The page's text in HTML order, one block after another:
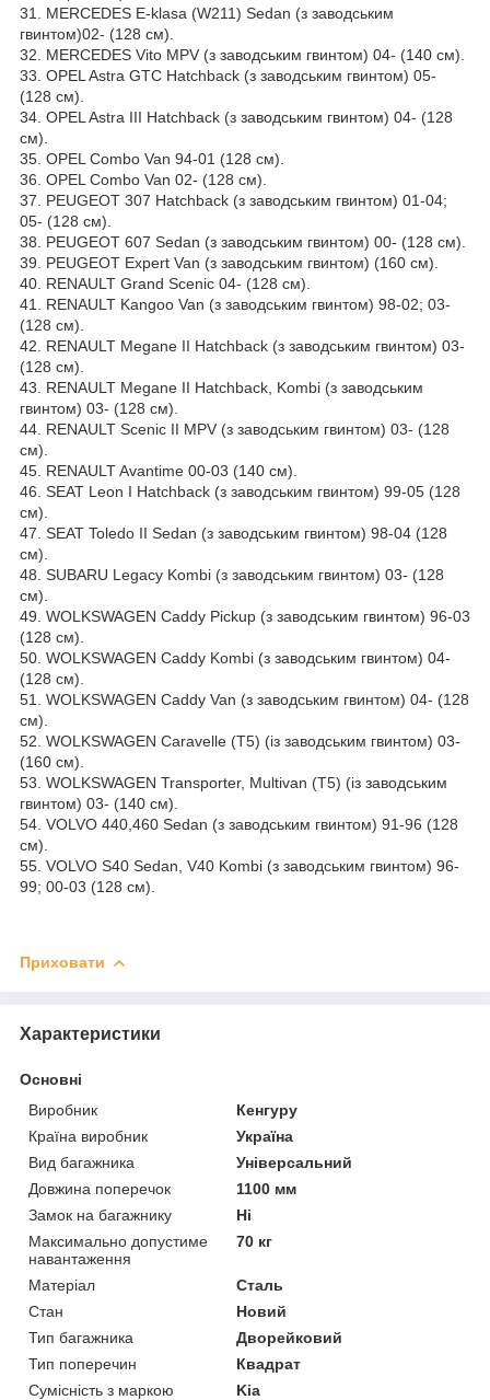
31. MERCEDES E-klasa (W211) Sedan (з заводським
гвинтом)02- (128 см).
32. MERCEDES Vito MPV (з заводським гвинтом) 04- (140 см).
33. OPEL Astra GTC Hatchback (з заводським гвинтом) 05-
(128 см).
34. OPEL Astra III Hatchback (з заводським гвинтом) 04- (128
см).
35. OPEL Combo Van 94-01 (128 см).
36. OPEL Combo Van 02- (128 см).
37. PEUGEOT 307 Hatchback (з заводським гвинтом) 01-04;
05- (128 см).
38. PEUGEOT 607 Sedan (з заводським гвинтом) 00- (128 см).
39. PEUGEOT Expert Van (з заводським гвинтом) (160 см).
40. RENAULT Grand Scenic 04- (128 см).
41. RENAULT Kangoo Van (з заводським гвинтом) 98-02; 03-
(128 см).
42. RENAULT Megane II Hatchback (з заводським гвинтом) 03-
(128 см).
43. RENAULT Megane II Hatchback, Kombi (з заводським
гвинтом) 03- (128 см).
44. RENAULT Scenic II MPV (з заводським гвинтом) 03- (128
см).
45. RENAULT Avantime 00-03 (140 см).
46. SEAT Leon I Hatchback (з заводським гвинтом) 99-05 (128
см).
47. SEAT Toledo II Sedan (з заводським гвинтом) 98-04 (128
см).
48. SUBARU Legacy Kombi (з заводським гвинтом) 03- (128
см).
49. WOLKSWAGEN Caddy Pickup (з заводським гвинтом) 96-03
(128 см).
50. WOLKSWAGEN Caddy Kombi (з заводським гвинтом) 04-
(128 см).
51. WOLKSWAGEN Caddy Van (з заводським гвинтом) 04- (128
см).
52. WOLKSWAGEN Caravelle (T5) (із заводським гвинтом) 03-
(160 см).
53. WOLKSWAGEN Transporter, Multivan (T5) (із заводським
гвинтом) 03- (140 см).
54. VOLVO 440,460 Sedan (з заводським гвинтом) 91-96 (128
см).
55. VOLVO S40 Sedan, V40 Kombi (з заводським гвинтом) 96-
99; 00-03 (128 см).
Приховати
Характеристики
Основні
Виробник
Кенгуру
Країна виробник
Україна
Вид багажника
Універсальний
Довжина поперечок
1100 мм
Замок на багажнику
Ні
Максимально допустиме
навантаження
70 кг
Матеріал
Сталь
Стан
Новий
Тип багажника
Дворейковий
Тип поперечин
Квадрат
Сумісність з маркою
Kia